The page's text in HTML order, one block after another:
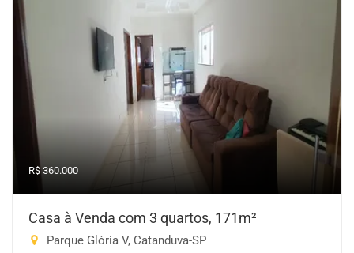
R$ 360.000
Casa à Venda com 3 quartos, 171m²
Parque Glória V, Catanduva-SP